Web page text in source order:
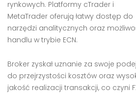
rynkowych. Platformy cTrader i
MetaTrader oferują łatwy dostęp do
narzędzi analitycznych oraz
handlu w trybie ECN.
Broker zyskał uznanie za swoje
do przejrzystości kosztów oraz
jakość realizacji transakcji, co czyni